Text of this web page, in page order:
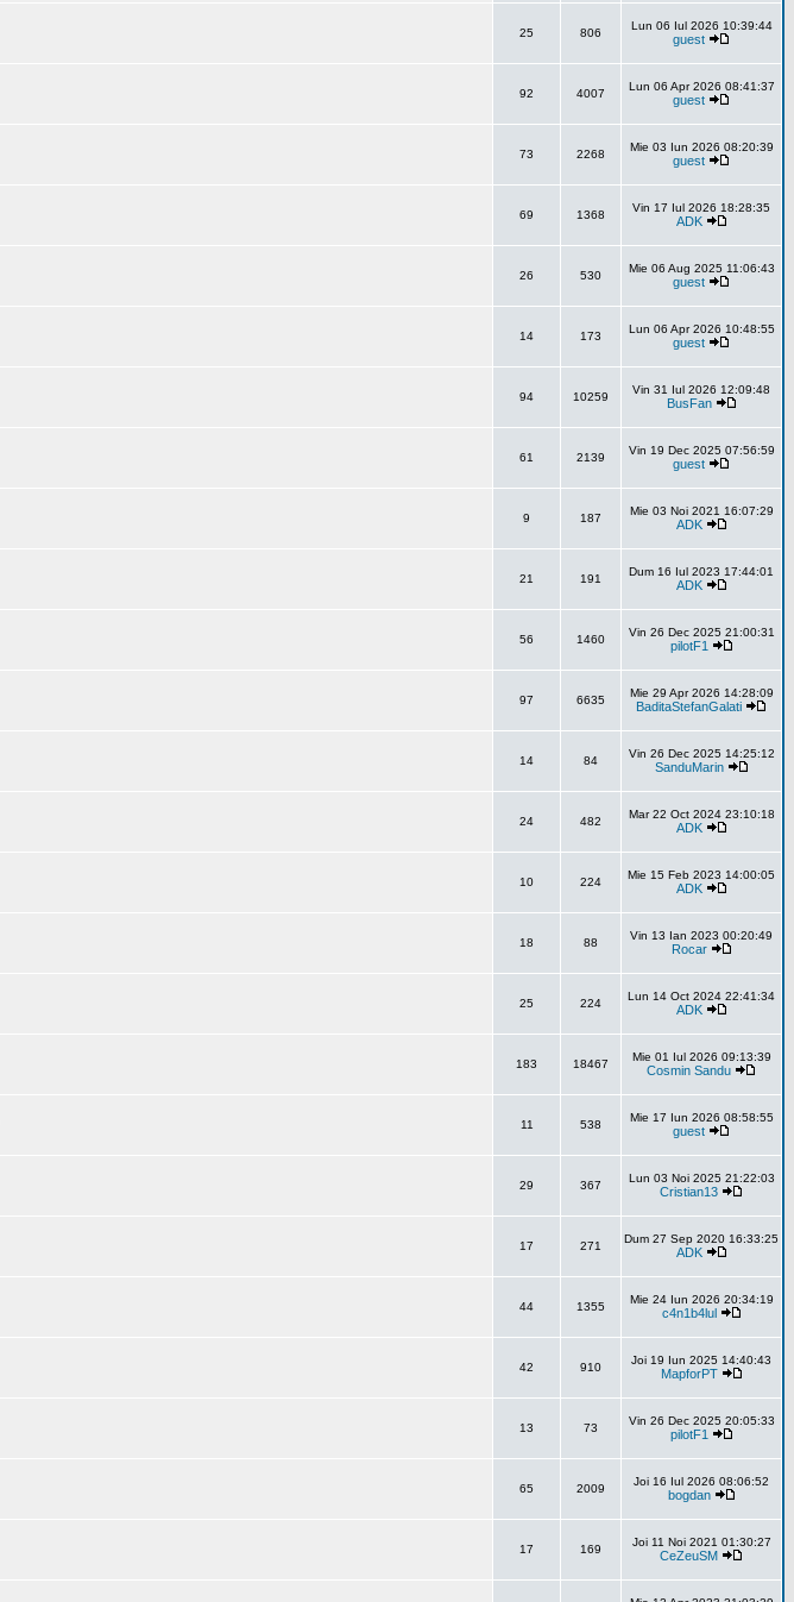
25 806
Lun 06 Iul 2026 10:39:44
guest
92 4007
Lun 06 Apr 2026 08:41:37
guest
73 2268
Mie 03 Iun 2026 08:20:39
guest
69 1368
Vin 17 Iul 2026 18:28:35
ADK
26 530
Mie 06 Aug 2025 11:06:43
guest
14 173
Lun 06 Apr 2026 10:48:55
guest
94 10259
Vin 31 Iul 2026 12:09:48
BusFan
61 2139
Vin 19 Dec 2025 07:56:59
guest
9 187
Mie 03 Noi 2021 16:07:29
ADK
21 191
Dum 16 Iul 2023 17:44:01
ADK
56 1460
Vin 26 Dec 2025 21:00:31
pilotF1
97 6635
Mie 29 Apr 2026 14:28:09
BaditaStefanGalati
14 84
Vin 26 Dec 2025 14:25:12
SanduMarin
24 482
Mar 22 Oct 2024 23:10:18
ADK
10 224
Mie 15 Feb 2023 14:00:05
ADK
18 88
Vin 13 Ian 2023 00:20:49
Rocar
25 224
Lun 14 Oct 2024 22:41:34
ADK
183 18467
Mie 01 Iul 2026 09:13:39
Cosmin Sandu
11 538
Mie 17 Iun 2026 08:58:55
guest
29 367
Lun 03 Noi 2025 21:22:03
Cristian13
17 271
Dum 27 Sep 2020 16:33:25
ADK
44 1355
Mie 24 Iun 2026 20:34:19
c4n1b4lul
42 910
Joi 19 Iun 2025 14:40:43
MapforPT
13 73
Vin 26 Dec 2025 20:05:33
pilotF1
65 2009
Joi 16 Iul 2026 08:06:52
bogdan
17 169
Joi 11 Noi 2021 01:30:27
CeZeuSM